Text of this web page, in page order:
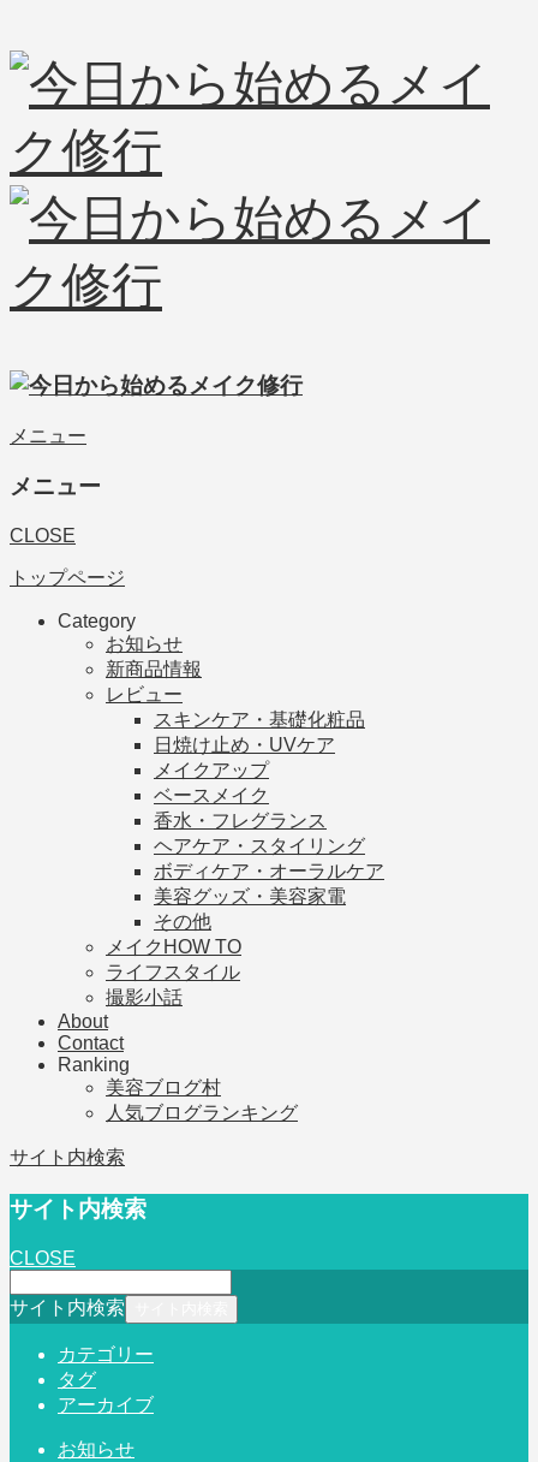
メニュー
メニュー
CLOSE
トップページ
Category
お知らせ
新商品情報
レビュー
スキンケア・基礎化粧品
日焼け止め・UVケア
メイクアップ
ベースメイク
香水・フレグランス
ヘアケア・スタイリング
ボディケア・オーラルケア
美容グッズ・美容家電
その他
メイクHOW TO
ライフスタイル
撮影小話
About
Contact
Ranking
美容ブログ村
人気ブログランキング
サイト内検索
サイト内検索
CLOSE
サイト内検索
カテゴリー
タグ
アーカイブ
お知らせ